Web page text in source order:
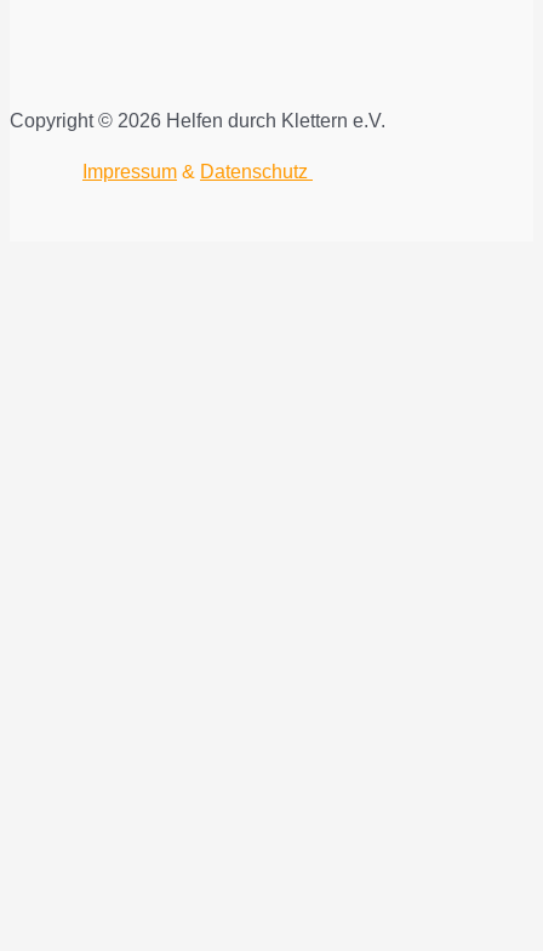
Copyright © 2026 Helfen durch Klettern e.V.
Impressum & Datenschutz